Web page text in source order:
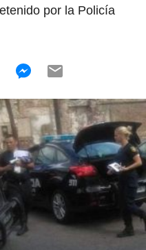
por la Policía